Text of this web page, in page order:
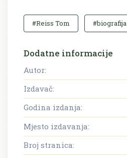
#Reiss Tom #biografija
Dodatne informacije
Autor:
Izdavač:
Godina izdanja:
Mjesto izdavanja:
Broj stranica: